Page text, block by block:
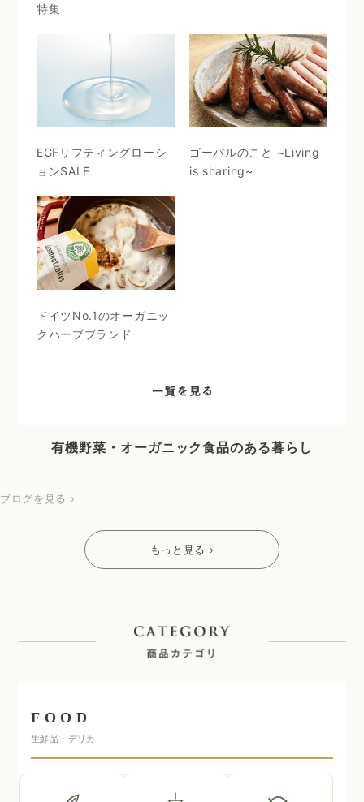
特集
EGFリフティングローシ
ョンSALE
ゴーバルのこと ~Living
is sharing~
ドイツNo.1のオーガニッ
クハーブブランド
有機野菜・オーガニック食品のある暮らし
ブログを見る ›
もっと見る ›
FOOD
生鮮品・デリカ